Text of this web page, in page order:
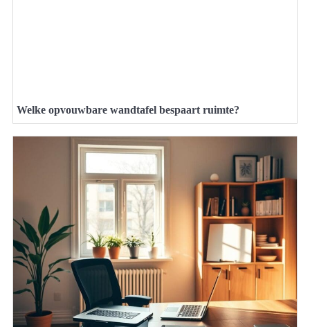
Welke opvouwbare wandtafel bespaart ruimte?